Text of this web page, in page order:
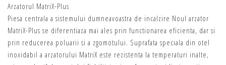
Arzatorul MatriX-Plus
Piesa centrala a sistemului dumneavoastra de incalzire Noul arzator
MatriX-Plus se diferentiaza mai ales prin functionarea eficienta, dar si
prin reducerea poluarii si a zgomotului. Suprafata speciala din otel
inoxidabil a arzatorului MatriX este rezistenta la temperaturi inalte,